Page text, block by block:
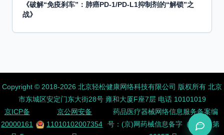
《破解“免疫刹车”：肺癌PD-1/PD-L1抑制剂的“解锁”之
战》
Copyright ©️ 2018-2026 北京轻松健康网络科技有限公司 版权所有 北京
市东城区安定门东大街28号 雍和大厦F座7层 电话 10101019
京ICP备
20000161
京公网安备
11010102007354
药品医疗器械网络信息服务备案编
号：(京)网药械信息备字（2026）第